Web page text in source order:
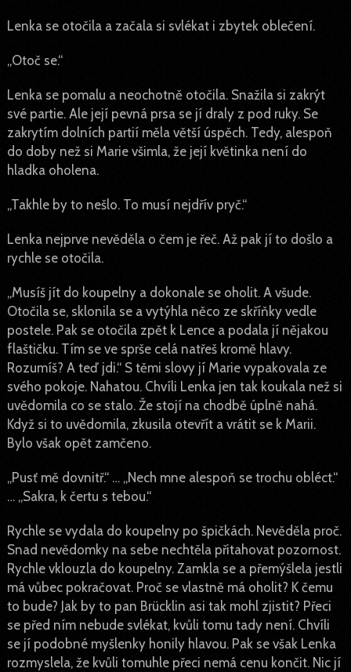
Lenka se otočila a začala si svlékat i zbytek oblečení.
„Otoč se.“
Lenka se pomalu a neochotně otočila. Snažila si zakrýt
své partie. Ale její pevná prsa se jí draly z pod ruky. Se
zakrytím dolních partií měla větší úspěch. Tedy, alespoň
do doby než si Marie všimla, že její květinka není do
hladka oholena.
„Takhle by to nešlo. To musí nejdřív pryč.“
Lenka nejprve nevěděla o čem je řeč. Až pak jí to došlo a
rychle se otočila.
„Musíš jít do koupelny a dokonale se oholit. A všude.
Otočila se, sklonila se a vytýhla něco ze skříňky vedle
postele. Pak se otočila zpět k Lence a podala jí nějakou
flaštičku. Tím se ve sprše celá natřeš kromě hlavy.
Rozumíš? A teď jdi.“ S těmi slovy jí Marie vypakovala ze
svého pokoje. Nahatou. Chvíli Lenka jen tak koukala než si
uvědomila co se stalo. Že stojí na chodbě úplně nahá.
Když si to uvědomila, zkusila otevřít a vrátit se k Marii.
Bylo však opět zamčeno.
„Pusť mě dovnitř.“ … „Nech mne alespoň se trochu obléct.“
… „Sakra, k čertu s tebou.“
Rychle se vydala do koupelny po špičkách. Nevěděla proč.
Snad nevědomky na sebe nechtěla přitahovat pozornost.
Rychle vklouzla do koupelny. Zamkla se a přemýšlela jestli
má vůbec pokračovat. Proč se vlastně má oholit? K čemu
to bude? Jak by to pan Brücklin asi tak mohl zjistit? Přeci
se před ním nebude svlékat, kvůli tomu tady není. Chvíli
se jí podobné myšlenky honily hlavou. Pak se však Lenka
rozmyslela, že kvůli tomuhle přeci nemá cenu končit. Nic jí